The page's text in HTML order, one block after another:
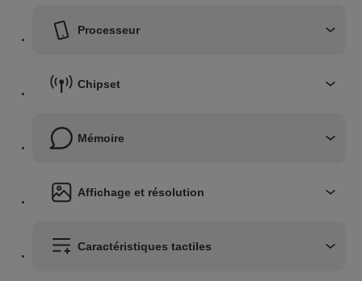
Processeur
Chipset
Mémoire
Affichage et résolution
Caractéristiques tactiles